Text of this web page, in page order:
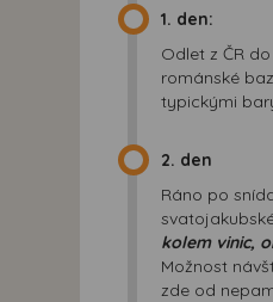
1. den:
Odlet z ČR
románské
typickými
2. den
Ráno po
kolem vinic,
Možnost
zde od